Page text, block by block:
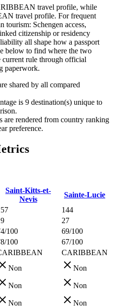
travel profile, while
travel profile. For frequent
tourism: Schengen access,
citizenship or residency
all shape how a passport
below to find where the two
current rule through official
paperwork.
shared by all compared
is 9 destination(s) unique to
are rendered from country ranking
preference.
Saint-Kitts-et-
Nevis
Sainte-Lucie
144
27
100
69/100
100
67/100
CARIBBEAN
Non
Non
Non
Non
Non
Non